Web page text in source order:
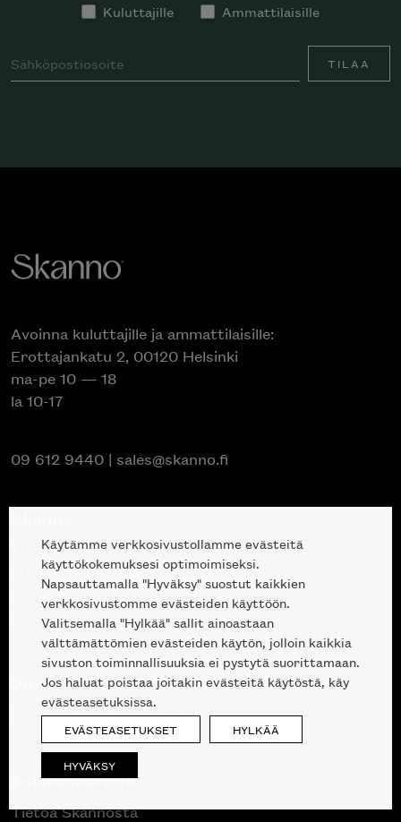
Kuluttajille Ammattilaisille
TILAA
Avoinna kuluttajille ja ammattilaisille:
Erottajankatu 2, 00120 Helsinki
ma-pe 10 — 18
la 10-17
09 612 9440 | sales@skanno.fi
Tuotteet
Suunnittelupalvelu
Projektimyynti
Liike Helsingin keskustassa
Outlet
Poistuvat mallikappaleet
Asiakaspalvelu
Tietoa Skannosta
Käytämme verkkosivustollamme evästeitä
käyttökokemuksesi optimoimiseksi.
Napsauttamalla "Hyväksy" suostut kaikkien
verkkosivustomme evästeiden käyttöön.
Valitsemalla "Hylkää" sallit ainoastaan
välttämättömien evästeiden käytön, jolloin kaikkia
sivuston toiminnallisuuksia ei pystytä suorittamaan.
Jos haluat poistaa joitakin evästeitä käytöstä, käy
evästeasetuksissa.
EVÄSTEASETUKSET HYLKÄÄ
HYVÄKSY